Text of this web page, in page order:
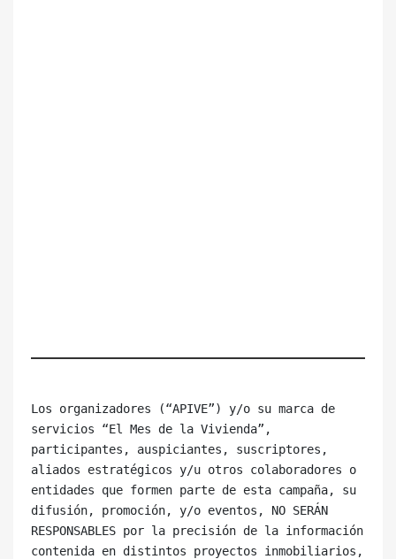
Los organizadores (“APIVE”) y/o su marca de
servicios “El Mes de la Vivienda”,
participantes, auspiciantes, suscriptores,
aliados estratégicos y/u otros colaboradores o
entidades que formen parte de esta campaña, su
difusión, promoción, y/o eventos, NO SERÁN
RESPONSABLES por la precisión de la información
contenida en distintos proyectos inmobiliarios,